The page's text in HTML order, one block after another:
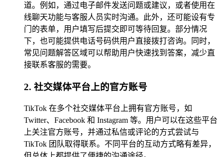
道。例如，通过电子邮件发送问题或建议，或者使用在
线聊天功能与客服人员实时沟通。此外，还可能设有专
门的表单，用户填写后提交即可等待回复。部分情况
下，也可能提供电话号码供用户直接拨打咨询。同时，
常见问题解答区域可以帮助用户快速找到答案，减少直
接联系客服的需要。
2. 社交媒体平台上的官方账号
TikTok 在多个社交媒体平台上拥有官方账号，如
Twitter、Facebook 和 Instagram 等。用户可以在这些平台
上关注官方账号，并通过私信或评论的方式尝试与
TikTok 团队取得联系。不同平台的互动方式略有差异，